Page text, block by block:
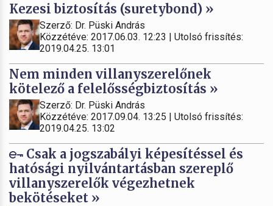
Kezesi biztosítás (suretybond) »
Szerző: Dr. Püski András
Közzétéve: 2017.06.03. 12:23 | Utolsó frissítés:
2019.04.25. 13:01
Nem minden villanyszerelőnek
kötelező a felelősségbiztosítás »
Szerző: Dr. Püski András
Közzétéve: 2017.09.04. 13:25 | Utolsó frissítés:
2019.04.25. 13:02
Csak a jogszabályi képesítéssel és
hatósági nyilvántartásban szereplő
villanyszerelők végezhetnek
bekötéseket »